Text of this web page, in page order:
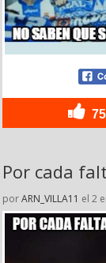
Por cada
porARN_VILLA11 el 2